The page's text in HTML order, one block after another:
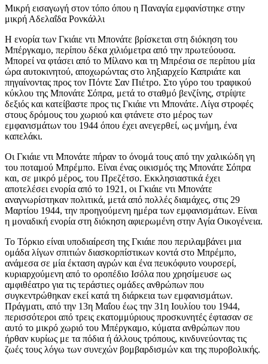
Μικρή εισαγωγή στον τόπο όπου η Παναγία εμφανίστηκε στην
μικρή Αδελαΐδα Ρονκάλλι
Η ενορία των Γκιάιε ντι Μπονάτε βρίσκεται στη διόκηση του
Μπέργκαμο, περίπου δέκα χιλιόμετρα από την πρωτεύουσα.
Μπορεί να φτάσει από το Μίλανο και τη Μπρέσια σε περίπου μία
ώρα αυτοκινητού, αποχωρώντας στο ληξιαρχείο Καπριάτε και
πηγαίνοντας προς τον Πόντε Σαν Πιέτρο. Στο γύρο του τραφικού
κύκλου της Μπονάτε Σόπρα, μετά το σταθμό βενζίνης, στρίψτε
δεξιός και κατείβαστε προς τις Γκιάιε ντι Μπονάτε. Λίγα στροφές
στους δρόμους του χωριού και φτάνετε στο μέρος των
εμφανισμάτων του 1944 όπου έχει ανεγερθεί, ως μνήμη, ένα
καπελάκι.
Οι Γκιάιε ντι Μπονάτε πήραν το όνομά τους από την χαλικώδη γη
του ποταμού Μπρέμπο. Είναι ένας οικισμός της Μπονάτε Σόπρα
και, σε μικρό μέρος, του Πρεζέτσο. Εκκλησιαστικά έχει
αποτελέσει ενορία από το 1921, οι Γκιάιε ντι Μπονάτε
αναγνωρίστηκαν πολιτικά, μετά από πολλές διαμάχες, στις 29
Μαρτίου 1944, την προηγούμενη ημέρα των εμφανισμάτων. Είναι
η μοναδική ενορία στη διόκηση αφιερωμένη στην Αγία Οικογένεια.
Το Τόρκιο είναι υποδιαίρεση της Γκιάιε που περιλαμβάνει μια
ομάδα λίγων σπιτιών διασκορπίστικων κοντά στο Μπρέμπο,
ανάμεσα σε μία έκταση αγρών και ένα πευκόφυτο νουρσερί,
κυριαρχούμενη από το οροπέδιο Ισόλα που χρησίμευσε ως
αμφιθέατρο για τις τεράστιες ομάδες ανθρώπων που
συγκεντρώθηκαν εκεί κατά τη διάρκεια των εμφανισμάτων.
Πράγματι, από την 13η Μαΐου έως την 31η Ιουλίου του 1944,
περισσότεροι από τρεις εκατομμύριους προσκυνητές έφτασαν σε
αυτό το μικρό χωριό του Μπέργκαμο, κύματα ανθρώπων που
ήρθαν κυρίως με τα πόδια ή άλλους τρόπους, κινδυνεύοντας τις
ζωές τους λόγω των συνεχών βομβαρδισμών και της πυροβολικής.